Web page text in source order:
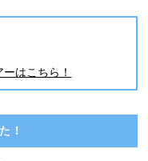
はこちら！
！